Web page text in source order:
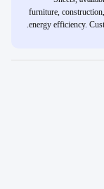
furniture,
energy efficiency.